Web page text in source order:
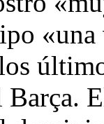
«una
Barça.